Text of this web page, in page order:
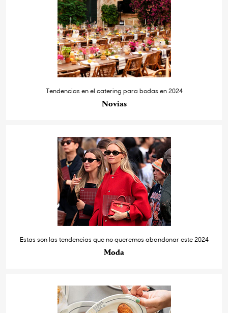
Tendencias en el catering para bodas en 2024
Novias
Estas son las tendencias que no queremos abandonar este 2024
Moda